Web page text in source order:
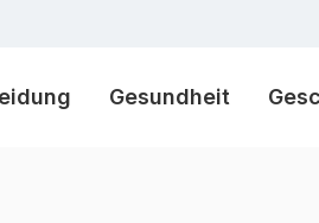
Gesundheit